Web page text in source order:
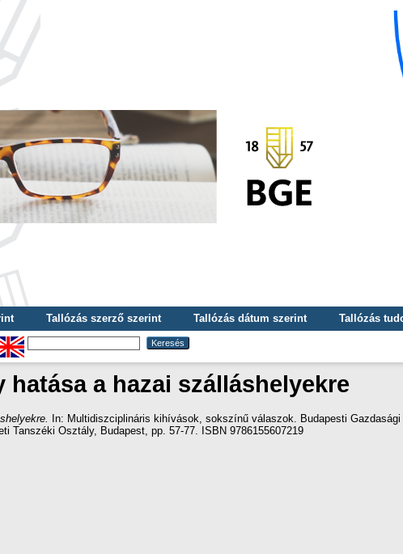
Tallózás szerző szerint Tallózás dátum szerint
Tallózás
hatása a hazai szálláshelyekre
In: Multidiszciplináris kihívások, sokszínű válaszok. Budapesti Gazdasági
Tanszéki Osztály, Budapest, pp. 57-77. ISBN 9786155607219